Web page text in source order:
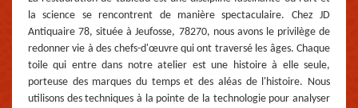
la science se rencontrent de manière spectaculaire. Chez JD
Antiquaire 78, située à Jeufosse, 78270, nous avons le privilège de
redonner vie à des chefs-d'œuvre qui ont traversé les âges. Chaque
toile qui entre dans notre atelier est une histoire à elle seule,
porteuse des marques du temps et des aléas de l'histoire. Nous
utilisons des techniques à la pointe de la technologie pour analyser